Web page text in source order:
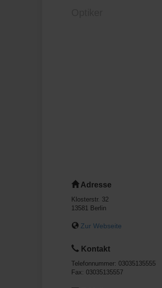
Adresse
Klosterstr. 32
13581 Berlin
Zur Webseite
Kontakt
Telefonnummer: 03035135555
Fax: 03035135557